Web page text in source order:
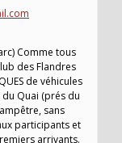
Comme tous
des Flandres
de véhicules
Quai (prés du
sans
participants et
arrivants.